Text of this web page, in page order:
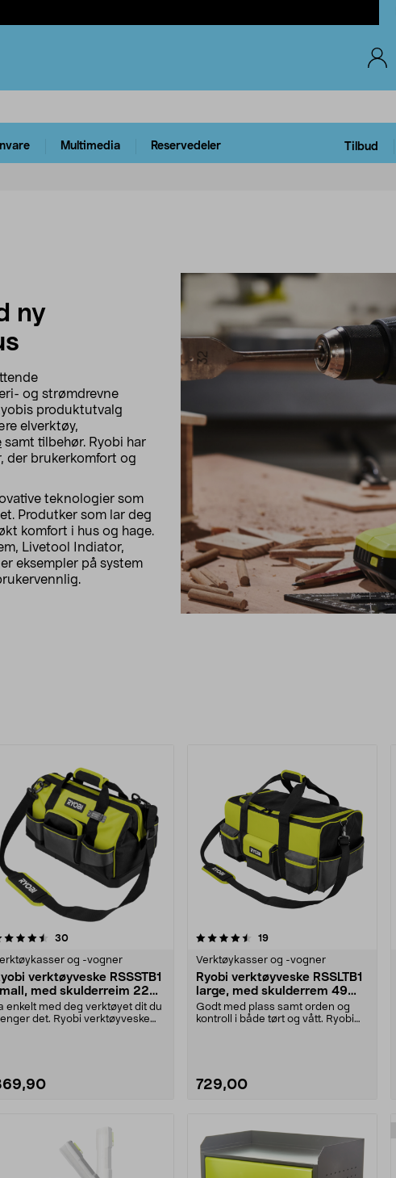
Multimedia Reservedeler Tilbud
ny
og strømdrevne
produktutvalg
elverktøy,
samt tilbehør. Ryobi har
der brukerkomfort og
teknologier som
Produtker som lar deg
komfort i hus og hage.
Livetool Indiator,
eksempler på system
30anmeldelser
og -vogner
verktøyveske RSSSTB1
med skulderreim 22
enkelt med deg verktøyet dit du
det. Ryobi verktøyveske
4.5 av 5 stjerner 19anmeldelser
Verktøykasser og -vogner
Ryobi verktøyveske RSSLTB1
large, med skulderrem 49
liter
Godt med plass samt orden og
kontroll i både tørt og vått. Ryobi
729,00
4.5 av 5 stjerner